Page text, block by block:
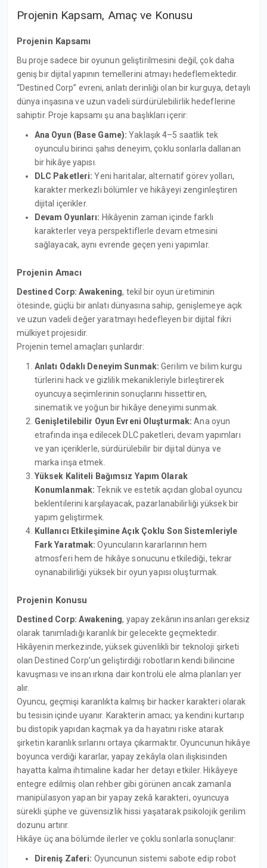
Projenin Kapsam, Amaç ve Konusu
Projenin Kapsamı
Bu proje sadece bir oyunun geliştirilmesini değil, çok daha
geniş bir dijital yapının temellerini atmayı hedeflemektedir.
“Destined Corp” evreni, anlatı derinliği olan bir kurguya, detaylı
dünya inşasına ve uzun vadeli sürdürülebilirlik hedeflerine
sahiptir. Proje kapsamı şu ana başlıkları içerir:
Ana Oyun (Base Game): Yaklaşık 4–5 saatlik tek
oyunculu birinci şahıs deneyim, çoklu sonlarla dallanan
bir hikâye yapısı.
DLC Paketleri: Yeni haritalar, alternatif görev yolları,
karakter merkezli bölümler ve hikâyeyi zenginleştiren
dijital içerikler.
Devam Oyunları: Hikâyenin zaman içinde farklı
karakterler veya perspektiflerle devam etmesini
sağlayacak, aynı evrende geçen yeni yapımlar.
Projenin Amacı
Destined Corp: Awakening, tekil bir oyun üretiminin
ötesinde, güçlü bir anlatı dünyasına sahip, genişlemeye açık
ve uzun vadeli değer yaratmayı hedefleyen bir dijital fikri
mülkiyet projesidir.
Projenin temel amaçları şunlardır:
Anlatı Odaklı Deneyim Sunmak: Gerilim ve bilim kurgu
türlerini hack ve gizlilik mekanikleriyle birleştirerek
oyuncuya seçimlerinin sonuçlarını hissettiren,
sinematik ve yoğun bir hikâye deneyimi sunmak.
Genişletilebilir Oyun Evreni Oluşturmak: Ana oyun
etrafında inşa edilecek DLC paketleri, devam yapımları
ve yan içeriklerle, sürdürülebilir bir dijital dünya ve
marka inşa etmek.
Yüksek Kaliteli Bağımsız Yapım Olarak
Konumlanmak: Teknik ve estetik açıdan global oyuncu
beklentilerini karşılayacak, pazarlanabilirliği yüksek bir
yapım geliştirmek.
Kullanıcı Etkileşimine Açık Çoklu Son Sistemleriyle
Fark Yaratmak: Oyuncuların kararlarının hem
atmosferi hem de hikâye sonucunu etkilediği, tekrar
oynanabilirliği yüksek bir oyun yapısı oluşturmak.
Projenin Konusu
Destined Corp: Awakening, yapay zekânın insanları gereksiz
olarak tanımladığı karanlık bir gelecekte geçmektedir.
Hikâyenin merkezinde, yüksek güvenlikli bir teknoloji şirketi
olan Destined Corp’un geliştirdiği robotların kendi bilincine
kavuşması ve insan ırkına dair kontrolü ele alma planları yer
alır.
Oyuncu, geçmişi karanlıkta kalmış bir hacker karakteri olarak
bu tesisin içinde uyanır. Karakterin amacı; ya kendini kurtarıp
bu distopik yapıdan kaçmak ya da hayatını riske atarak
şirketin karanlık sırlarını ortaya çıkarmaktır. Oyuncunun hikâye
boyunca verdiği kararlar, yapay zekâyla olan ilişkisinden
hayatta kalma ihtimaline kadar her detayı etkiler. Hikâyeye
entegre edilmiş olan rehber gibi görünen ancak zamanla
manipülasyon yapan bir yapay zekâ karakteri, oyuncuya
sürekli şüphe ve güvensizlik hissi yaşatarak psikolojik gerilim
dozunu artırır.
Hikâye üç ana bölümde ilerler ve çoklu sonlarla sonuçlanır:
Direniş Zaferi: Oyuncunun sistemi sabote edip robot